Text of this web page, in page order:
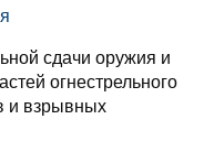
сдачи оружия и
огнестрельного
и взрывных